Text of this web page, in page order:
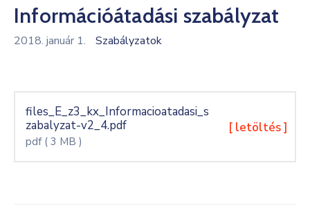
Kultúra
Keresés
Információátadási szabályzat
2018. január 1. Szabályzatok
files_E_z3_kx_Informacioatadasi_s
zabalyzat-v2_4.pdf
pdf ( 3 MB )
[ letöltés ]